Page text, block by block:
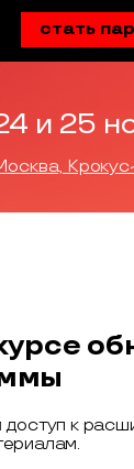
стать
и 25
доступ к